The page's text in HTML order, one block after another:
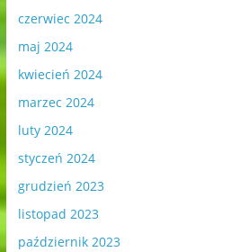
czerwiec 2024
maj 2024
kwiecień 2024
marzec 2024
luty 2024
styczeń 2024
grudzień 2023
listopad 2023
październik 2023